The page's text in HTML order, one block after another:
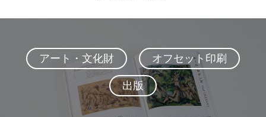
アート・文化財 オフセット印刷
出版